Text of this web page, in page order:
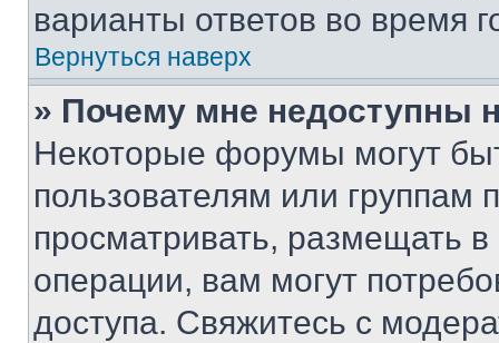
варианты ответов во время
Вернуться наверх
» Почему мне недоступны
Некоторые форумы могут
пользователям или группам
просматривать, размещать
операции, вам могут
доступа. Свяжитесь с